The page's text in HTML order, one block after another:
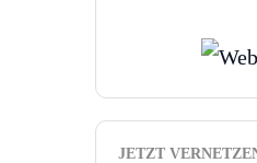
JETZT